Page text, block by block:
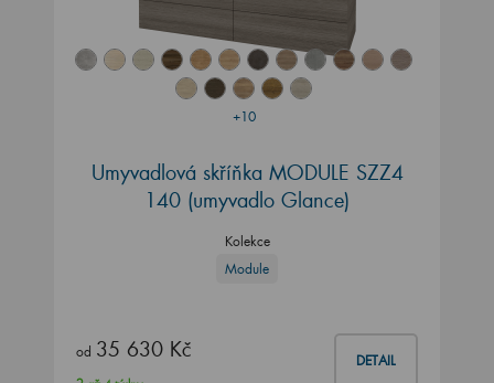
+10
Umyvadlová skříňka MODULE SZZ4
140 (umyvadlo Glance)
Kolekce
Module
od 35 630 Kč DETAIL